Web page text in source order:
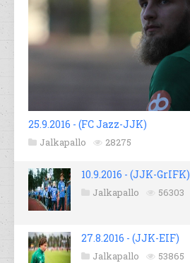
25.9.2016 - (FC Jazz-JJK)
Jalkapallo 28275
10.9.2016 - (JJK-GrIFK)
Jalkapallo 56303
27.8.2016 - (JJK-EIF)
Jalkapallo 53865